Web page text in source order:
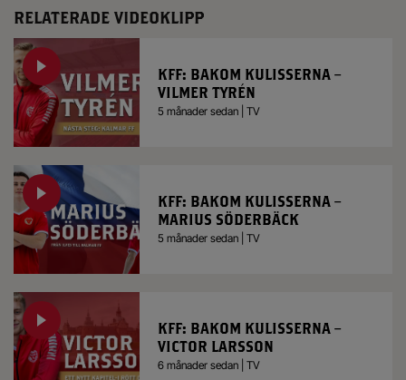
RELATERADE VIDEOKLIPP
KFF: BAKOM KULISSERNA –
VILMER TYRÉN
5 månader sedan | TV
KFF: BAKOM KULISSERNA –
MARIUS SÖDERBÄCK
5 månader sedan | TV
KFF: BAKOM KULISSERNA –
VICTOR LARSSON
6 månader sedan | TV